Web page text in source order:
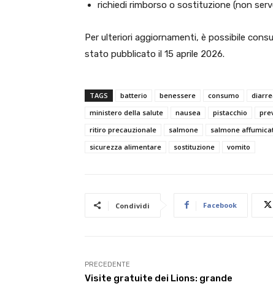
richiedi rimborso o sostituzione (non
Per ulteriori aggiornamenti, è possibile
stato pubblicato il 15 aprile 2026.
TAGS batterio benessere consumo
ministero della salute
nausea pistacchio
ritiro precauzionale
salmone salmone
sicurezza alimentare
sostituzione vomito
Condividi Facebook
PRECEDENTE
Visite gratuite dei Lions: grande